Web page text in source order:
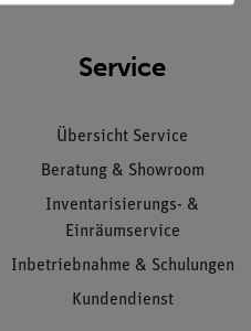
Service
Übersicht Service
Beratung & Showroom
Inventarisierungs- &
Einräumservice
Inbetriebnahme & Schulungen
Kundendienst